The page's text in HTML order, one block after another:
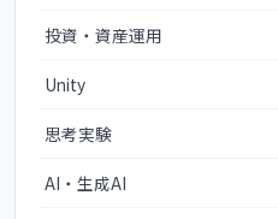
投資・資産運用
Unity
思考実験
AI・生成AI